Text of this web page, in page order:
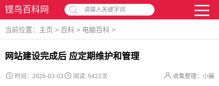
铿鸟百科网 请输入关键字词
当前位置： 主页 > 百科 > 电脑百科 >
网站建设完成后 应定期维护和管理
时间：2026-03-03 收集整理：小编
阅读: 5422次